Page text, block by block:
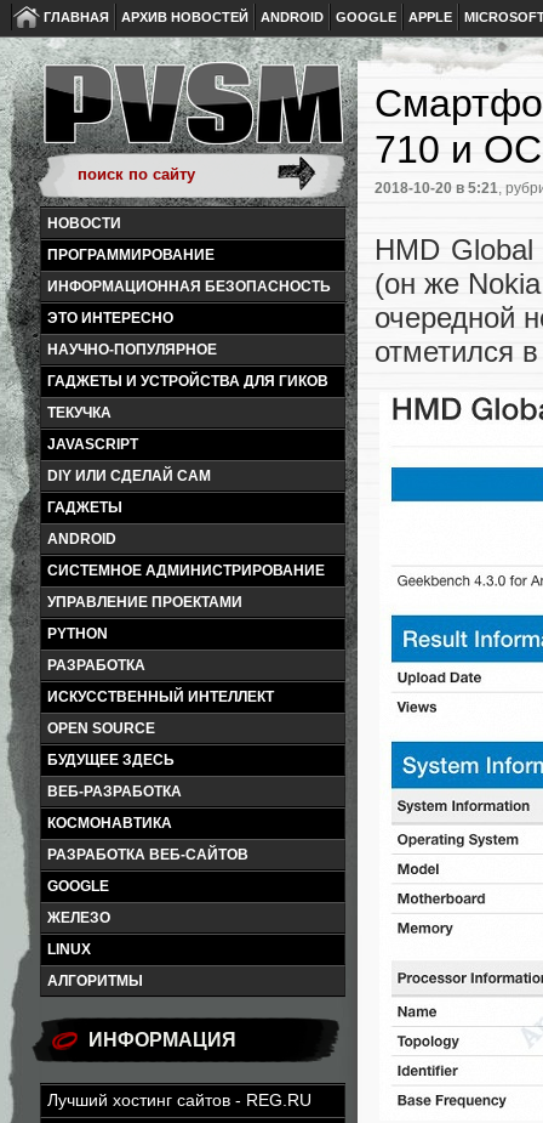
ГЛАВНАЯ АРХИВ НОВОСТЕЙ ANDROID GOOGLE APPLE
НОВОСТИ
ПРОГРАММИРОВАНИЕ
ИНФОРМАЦИОННАЯ БЕЗОПАСНОСТЬ
ЭТО ИНТЕРЕСНО
НАУЧНО-ПОПУЛЯРНОЕ
ГАДЖЕТЫ И УСТРОЙСТВА ДЛЯ ГИКОВ
ТЕКУЧКА
JAVASCRIPT
DIY ИЛИ СДЕЛАЙ САМ
ГАДЖЕТЫ
ANDROID
СИСТЕМНОЕ АДМИНИСТРИРОВАНИЕ
УПРАВЛЕНИЕ ПРОЕКТАМИ
PYTHON
РАЗРАБОТКА
ИСКУССТВЕННЫЙ ИНТЕЛЛЕКТ
OPEN SOURCE
БУДУЩЕЕ ЗДЕСЬ
ВЕБ-РАЗРАБОТКА
КОСМОНАВТИКА
РАЗРАБОТКА ВЕБ-САЙТОВ
GOOGLE
ЖЕЛЕЗО
LINUX
АЛГОРИТМЫ
ИНФОРМАЦИЯ
Лучший хостинг сайтов - REG.RU
710 и
2018-10-20 в 5:21,
HMD
(он же
очередной
отметился